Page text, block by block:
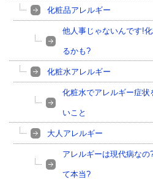
化粧品アレルギー
他人事じゃないんです!
るかも?
化粧水アレルギー
化粧水でアレルギー症
いこと
大人アレルギー
アレルギーは現代病な
て本当?